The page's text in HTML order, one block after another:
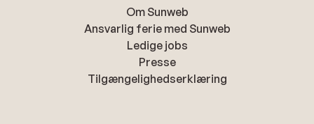
Om Sunweb
Ansvarlig ferie med Sunweb
Ledige jobs
Presse
Tilgængelighedserklæring